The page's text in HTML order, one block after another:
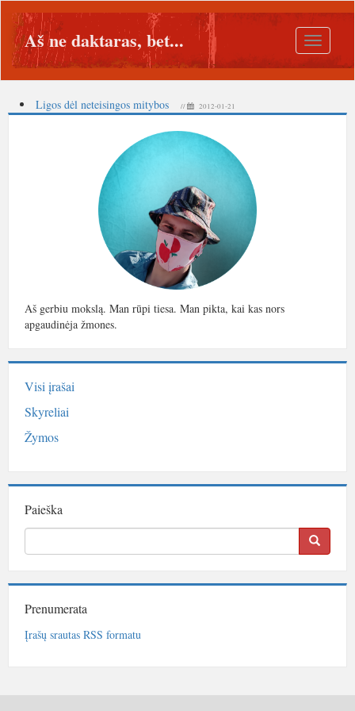
Toggle
Aš ne daktaras, bet...
Ligos dėl neteisingos mitybos // 2012-01-21
Aš gerbiu mokslą. Man rūpi tiesa. Man pikta, kai kas nors
apgaudinėja žmones.
Visi įrašai
Skyreliai
Žymos
Paieška
Prenumerata
Įrašų srautas RSS formatu